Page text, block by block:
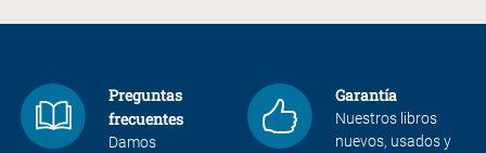
Preguntas
frecuentes
Damos
Garantía
Nuestros libros
nuevos, usados y